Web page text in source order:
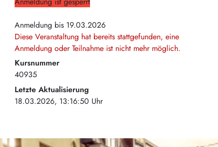
Anmeldung bis 19.03.2026
Diese Veranstaltung hat bereits stattgefunden, eine
Anmeldung oder Teilnahme ist nicht mehr möglich.
Kursnummer
40935
Letzte Aktualisierung
18.03.2026, 13:16:50 Uhr